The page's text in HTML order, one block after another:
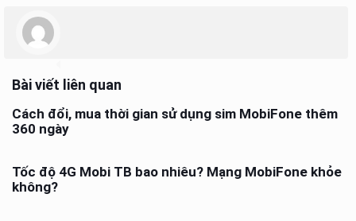
Bài viết liên quan
Cách đổi, mua thời gian sử dụng sim MobiFone thêm
360 ngày
Tốc độ 4G Mobi TB bao nhiêu? Mạng MobiFone khỏe
không?